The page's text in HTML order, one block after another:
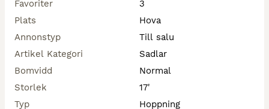
Frakt ingår i priset och paketet skickas med DHL
spårbart.
Sadelnummer: 430
Favoriter
3
Plats
Hova
Annonstyp
Till salu
Artikel Kategori
Sadlar
Bomvidd
Normal
Storlek
17'
Typ
Hoppning